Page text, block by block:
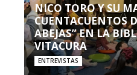
NICO TORO Y SU
CUENTACUENTOS
ABEJAS” EN LA
VITACURA
ENTREVISTAS